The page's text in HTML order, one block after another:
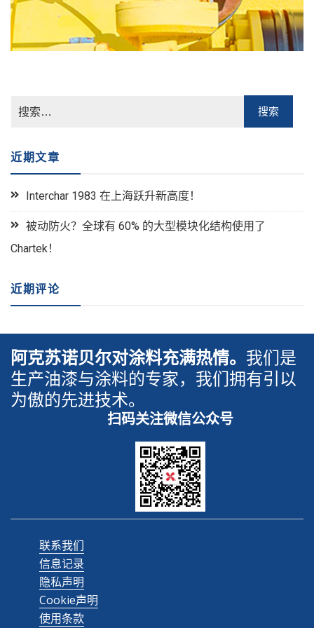
近期文章
Interchar 1983 在上海跃升新高度！
被动防火？全球有 60% 的大型模块化结构使用了
Chartek！
近期评论
阿克苏诺贝尔对涂料充满热情。 我们是
生产油漆与涂料的专家，我们拥有引以
为傲的先进技术。
扫码关注微信公众号
联系我们
信息记录
隐私声明
Cookie声明
使用条款